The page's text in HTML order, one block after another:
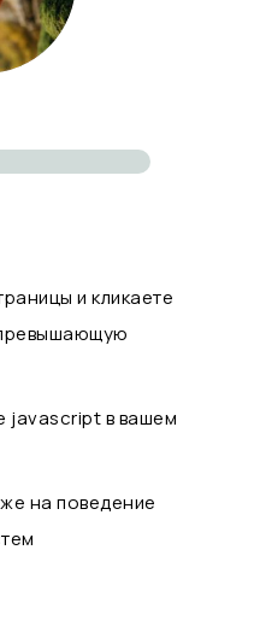
и кликаете
javascript в вашем
на поведение